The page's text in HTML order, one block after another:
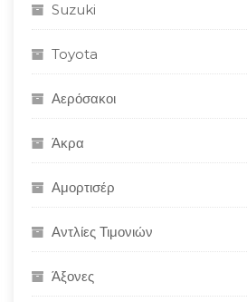
Suzuki
Toyota
Αερόσακοι
Άκρα
Αμορτισέρ
Αντλίες Τιμονιών
Άξονες